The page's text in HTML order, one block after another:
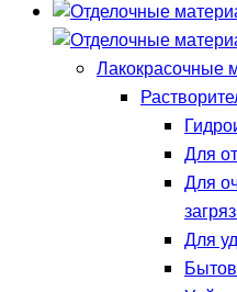
Лакокрасочные
Для
Для
Для